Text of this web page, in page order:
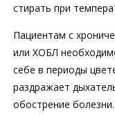
стирать при
Пациентам с
или ХОБЛ
себе в периоды
раздражает
обострение болезни.